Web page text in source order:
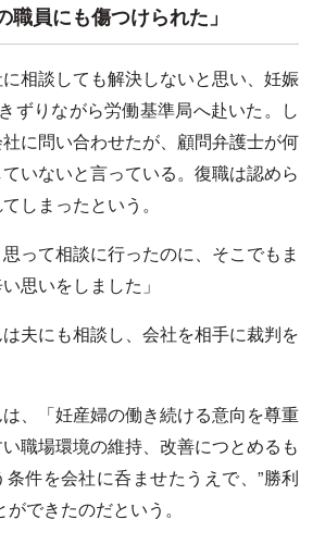
職員にも傷つけられた」
相談しても解決しないと思い、妊娠
ずりながら労働基準局へ赴いた。し
に問い合わせたが、顧問弁護士が何
いないと言っている。復職は認めら
しまったという。
思って相談に行ったのに、そこでもま
思いをしました」
夫にも相談し、会社を相手に裁判を
、「妊産婦の働き続ける意向を尊重
職場環境の維持、改善につとめるも
件を会社に呑ませたうえで、”勝利
できたのだという。